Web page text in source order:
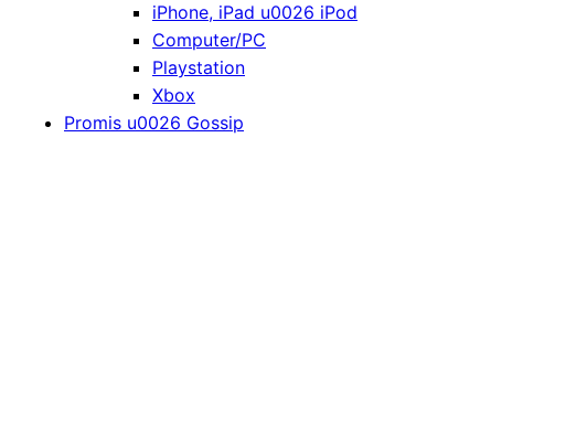
iPhone, iPad u0026 iPod
Computer/PC
Playstation
Xbox
Promis u0026 Gossip